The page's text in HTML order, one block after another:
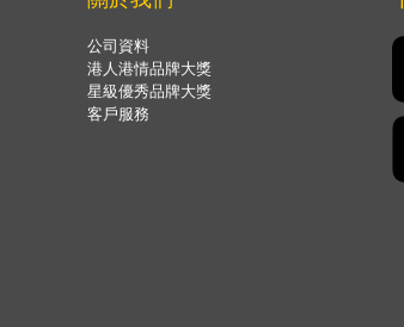
公司資料
港人港情品牌大獎
星級優秀品牌大獎
客戶服務